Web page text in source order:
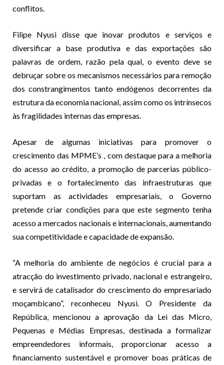
conflitos.
Filipe Nyusi disse que inovar produtos e serviços e
diversificar a base produtiva e das exportações são
palavras de ordem, razão pela qual, o evento deve se
debruçar sobre os mecanismos necessários para remoção
dos constrangimentos tanto endógenos decorrentes da
estrutura da economia nacional, assim como os intrínsecos
às fragilidades internas das empresas.
Apesar de algumas iniciativas para promover o
crescimento das MPME’s , com destaque para a melhoria
do acesso ao crédito, a promoção de parcerias público-
privadas e o fortalecimento das infraestruturas que
suportam as actividades empresariais, o Governo
pretende criar condições para que este segmento tenha
acesso a mercados nacionais e internacionais, aumentando
sua competitividade e capacidade de expansão.
“A melhoria do ambiente de negócios é crucial para a
atracção do investimento privado, nacional e estrangeiro,
e servirá de catalisador do crescimento do empresariado
moçambicano”, reconheceu Nyusi. O Presidente da
República, mencionou a aprovação da Lei das Micro,
Pequenas e Médias Empresas, destinada a formalizar
empreendedores informais, proporcionar acesso a
financiamento sustentável e promover boas práticas de